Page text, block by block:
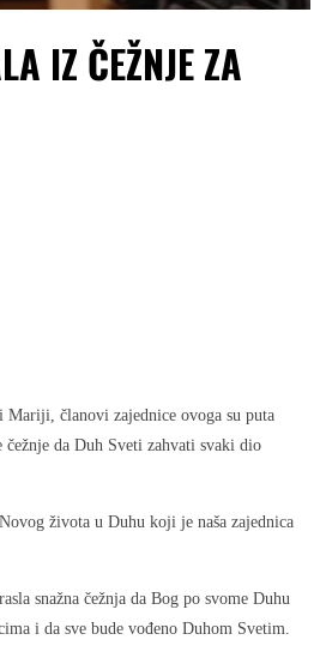
IZ ČEŽNJE ZA
Mariji, članovi zajednice ovoga su puta
da Duh Sveti zahvati svaki dio
života u Duhu koji je naša zajednica
snažna čežnja da Bog po svome Duhu
i da sve bude vođeno Duhom Svetim.